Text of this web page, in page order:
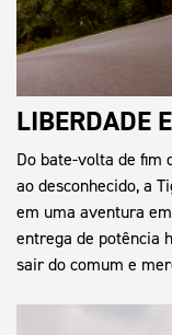
LIBERDADE
Do bate-volta de fim
ao desconhecido, a
em uma aventura
entrega de potência
sair do comum e